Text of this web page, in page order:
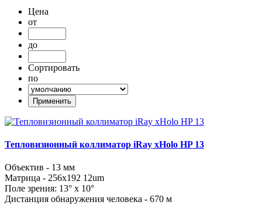
Цена
от
до
Сортировать
по
Тепловизионный коллиматор iRay xHolo HP 13
Объектив - 13 мм
Матрица - 256x192 12um
Поле зрения: 13° x 10°
Дистанция обнаружения человека - 670 м